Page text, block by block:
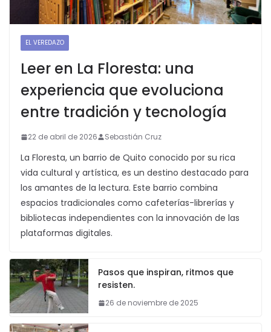
EL VEREDAZO
Leer en La Floresta: una
experiencia que evoluciona
entre tradición y tecnología
22 de abril de 2026 Sebastián Cruz
La Floresta, un barrio de Quito conocido por su rica
vida cultural y artística, es un destino destacado para
los amantes de la lectura. Este barrio combina
espacios tradicionales como cafeterías-librerías y
bibliotecas independientes con la innovación de las
plataformas digitales.
Pasos que inspiran, ritmos que
resisten.
26 de noviembre de 2025